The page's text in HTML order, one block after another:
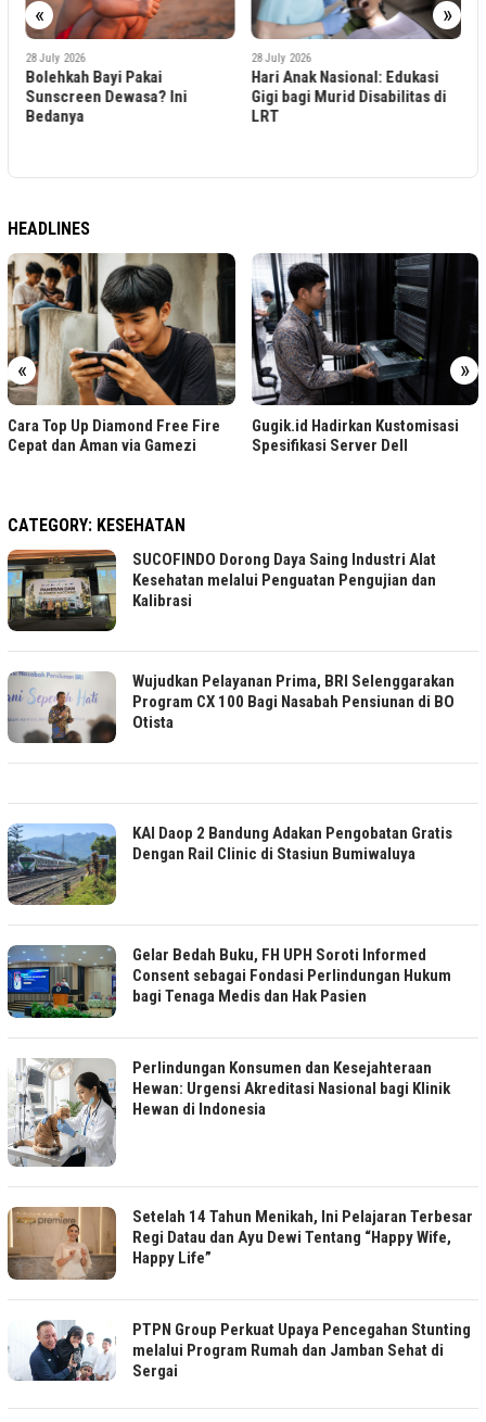
« »
28 July 2026
Bolehkah Bayi Pakai
Sunscreen Dewasa? Ini
Bedanya
28 July 2026
Hari Anak Nasional: Edukasi
Gigi bagi Murid Disabilitas di
LRT
HEADLINES
« »
Cara Top Up Diamond Free Fire
Cepat dan Aman via Gamezi
Gugik.id Hadirkan Kustomisasi
Spesifikasi Server Dell
CATEGORY: KESEHATAN
SUCOFINDO Dorong Daya Saing Industri Alat
Kesehatan melalui Penguatan Pengujian dan
Kalibrasi
Wujudkan Pelayanan Prima, BRI Selenggarakan
Program CX 100 Bagi Nasabah Pensiunan di BO
Otista
KAI Daop 2 Bandung Adakan Pengobatan Gratis
Dengan Rail Clinic di Stasiun Bumiwaluya
Gelar Bedah Buku, FH UPH Soroti Informed
Consent sebagai Fondasi Perlindungan Hukum
bagi Tenaga Medis dan Hak Pasien
Perlindungan Konsumen dan Kesejahteraan
Hewan: Urgensi Akreditasi Nasional bagi Klinik
Hewan di Indonesia
Setelah 14 Tahun Menikah, Ini Pelajaran Terbesar
Regi Datau dan Ayu Dewi Tentang “Happy Wife,
Happy Life”
PTPN Group Perkuat Upaya Pencegahan Stunting
melalui Program Rumah dan Jamban Sehat di
Sergai